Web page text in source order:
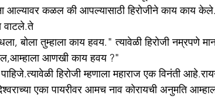
आल्यावर कळल की आपल्यासाठी हिरोजीने काय काय
वाटले.ते
बोला तुम्हाला काय हवय." त्यावेळी हिरोजी नम्रपणे
आणखी काय हवय ?"
हिरोजी म्हणाला महाराज एक विनंती
एका पायरीवर आमच नाव कोरायची अनुमति आम्हाला